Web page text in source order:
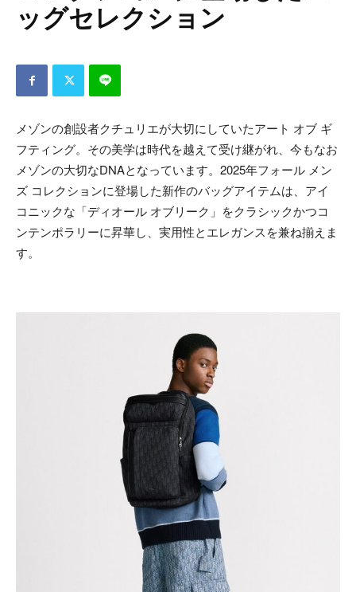
ッグセレクション
メゾンの創設者クチュリエが大切にしていたアート オブ ギ
フティング。その美学は時代を越えて受け継がれ、今もなお
メゾンの大切なDNAとなっています。2025年フォール メン
ズ コレクションに登場した新作のバッグアイテムは、アイ
コニックな「ディオール オブリーク」をクラシックかつコ
ンテンポラリーに昇華し、実用性とエレガンスを兼ね揃えま
す。